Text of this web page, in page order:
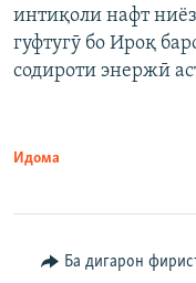
интиқоли нафт
гуфтугӯ бо Ироқ
содироти энержӣ
Идома
Ба дигарон